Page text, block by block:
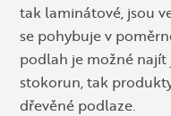
tak laminátové, jsou
se pohybuje v
podlah je možné najít
stokorun, tak
dřevěné podlaze.